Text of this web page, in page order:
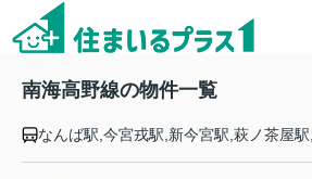
南海高野線の物件一覧